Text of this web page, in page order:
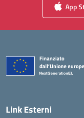
App
Link Esterni